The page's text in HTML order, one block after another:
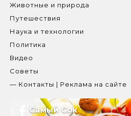
Животные и природа
Путешествия
Наука и технологии
Политика
Видео
Советы
— Контакты | Реклама на сайте
Самый Сок